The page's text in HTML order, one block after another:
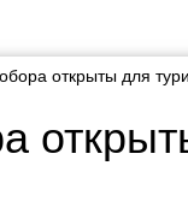
открыты для